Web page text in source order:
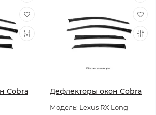
Cobra Дефлекторы окон Cobra
Модель: Lexus RX Long